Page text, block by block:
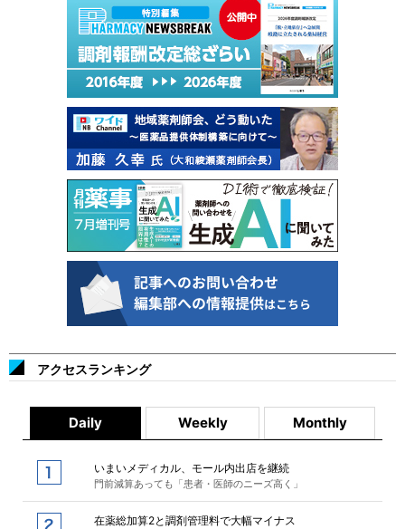
アクセスランキング
Daily Weekly Monthly
いまいメディカル、モール内出店を継続
門前減算あっても「患者・医師のニーズ高く」
在薬総加算2と調剤管理料で大幅マイナス